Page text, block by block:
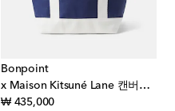
Bonpoint
x Maison Kitsuné Lane 캔버스 토트 백
₩ 435,000original price